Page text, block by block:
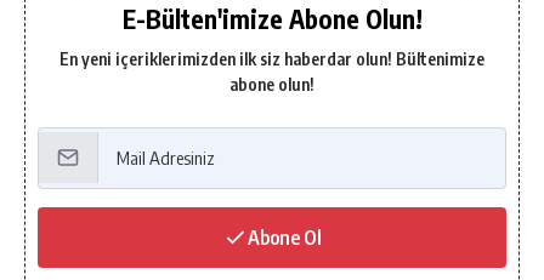
E-Bülten'imize Abone Olun!
En yeni içeriklerimizden ilk siz haberdar olun! Bültenimize
abone olun!
Abone Ol